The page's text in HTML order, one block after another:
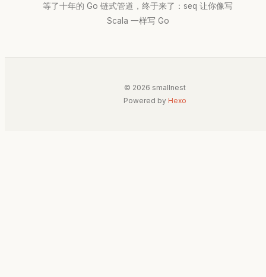
等了十年的 Go 链式管道，终于来了：seq 让你像写
Scala 一样写 Go
© 2026 smallnest
Powered by Hexo